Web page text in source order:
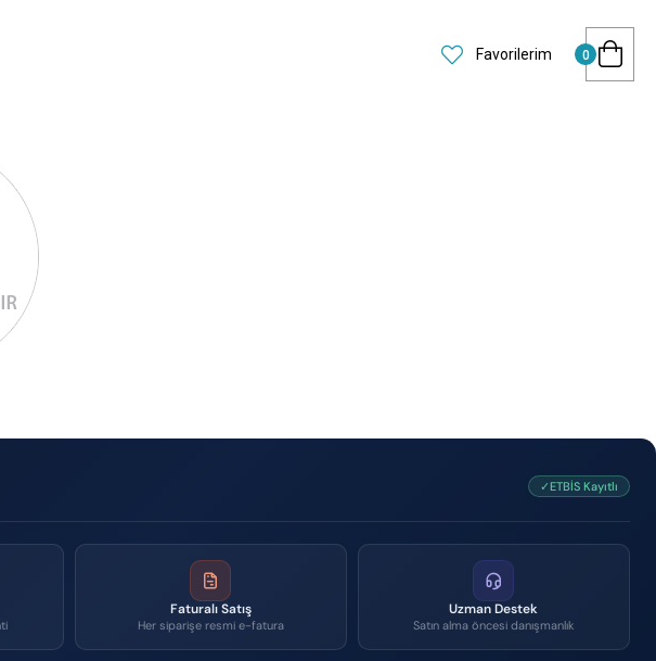
Favorilerim 0
✓ETBİS Kayıtlı
Faturalı Satış
Her siparişe resmi e-fatura
Uzman Destek
Satın alma öncesi danışmanlık